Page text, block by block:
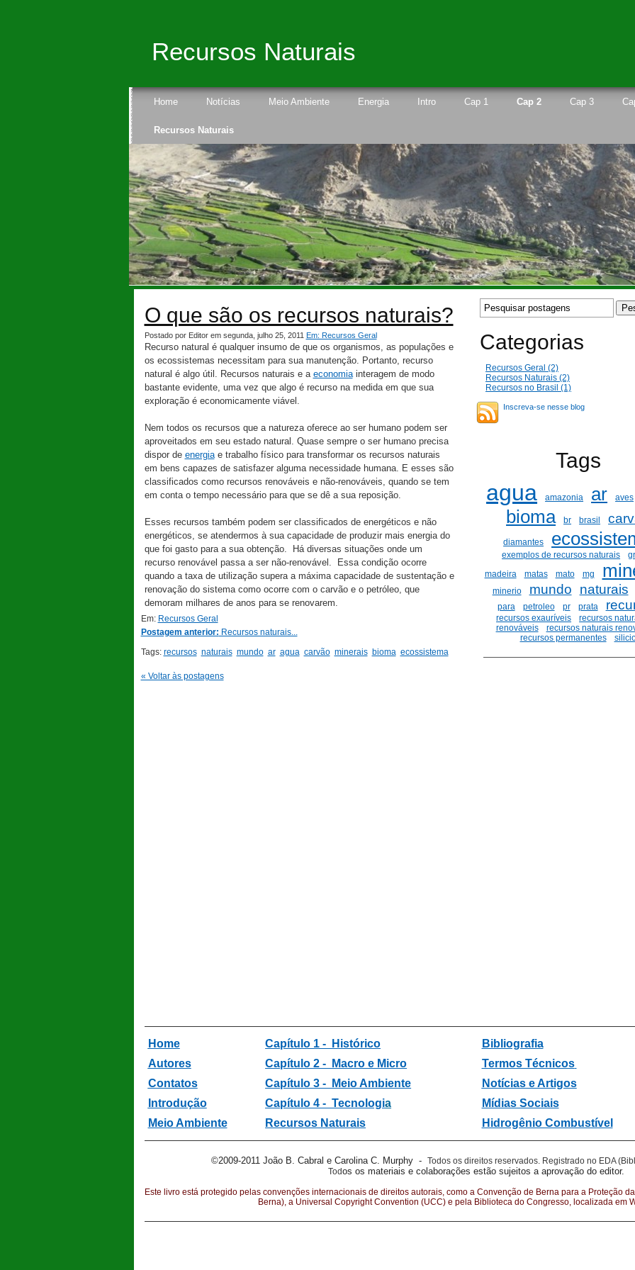
Recursos Naturais
Home Notícias Meio Ambiente Energia Intro Cap 1 Cap 2 Cap 3
Recursos Naturais
O que são os recursos naturais?
Postado por Editor em segunda, julho 25, 2011 Em: Recursos Geral
Recurso natural é qualquer insumo de que os organismos, as populações e
os ecossistemas necessitam para sua manutenção. Portanto, recurso
natural é algo útil. Recursos naturais e a economiainteragem de modo
bastante evidente, uma vez que algo é recurso na medida em que sua
exploração é economicamente viável.
Nem todos os recursos que a natureza oferece ao ser humano podem ser
aproveitados em seu estado natural. Quase sempre o ser humano precisa
dispor de energiae trabalho físico para transformar os recursos naturais
em bens capazes de satisfazer alguma necessidade humana. E esses são
classificados como recursos renováveis e não-renováveis, quando se tem
em conta o tempo necessário para que se dê a sua reposição.
Esses recursos também podem ser classificados de energéticos e não
energéticos, se atendermos à sua capacidade de produzir mais energia do
que foi gasto para a sua obtenção. Há diversas situações onde um
recurso renovável passa a ser não-renovável. Essa condição ocorre
quando a taxa de utilização supera a máxima capacidade de sustentação e
renovação do sistema como ocorre com o carvão e o petróleo, que
demoram milhares de anos para se renovarem.
Em: Recursos Geral
Postagem anterior: Recursos naturais...
Tags: recursos naturais mundo ar agua carvão minerais bioma ecossistema
« Voltar às postagens
Categorias
Recursos Geral (2)
Recursos Naturais (2)
Recursos no Brasil (1)
Inscreva-se nesse blog
Tags
agua amazonia ar aves
bioma br brasil
diamantes
exemplos de recursos naturais
madeira
matas mato mg
minerio mundo naturais
para petroleo pr prata
recursos exauríveis
recursos
renováveis
recursos naturais
recursos permanentes
Home
Autores
Contatos
Introdução
Meio Ambiente
Capítulo 1 - Histórico
Capítulo 2 -
Macro e Micro
Capítulo 3 -
Meio Ambiente
Capítulo 4 - Tecnologia
Recursos Naturais
Bibliografia
Termos Técnicos
Notícias e Artigos
Mídias Sociais
Hidrogênio Combustível
©2009-2011 João B. Cabral e Carolina C. Murphy - Todos os direitos reservados. Registrado no EDA
Todos os materiais e colaborações estão sujeitos a aprovação do editor.
Este livro está protegido pelas convenções internacionais de direitos autorais, como a Convenção de Berna para a Proteção
Berna), a Universal Copyright Convention (UCC) e pela Biblioteca do Congresso, localizada em